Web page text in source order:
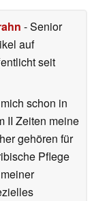
- Senior
auf
seit
schon in
II Zeiten meine
gehören für
Pflege